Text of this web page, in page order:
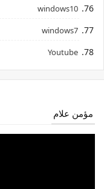
windows10
windows7
Youtube
مؤمن علام